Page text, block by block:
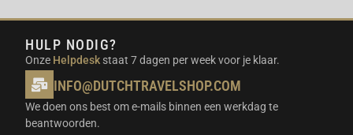
beelden.
OMNIDIRECTIONELE
OBSTAKELDETECTIE
De DJI Neo 2 is uitgerust met een geavanceerd
systeem van sensoren. Dit bestaat uit een
HULP NODIG?
Onze Helpdesk staat 7 dagen per week voor je klaar.
INFO@DUTCHTRAVELSHOP.COM
We doen ons best om e-mails binnen een werkdag te
beantwoorden.